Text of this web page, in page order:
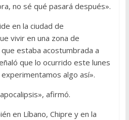
no sé qué pasará después».
en la ciudad de
vivir en una zona de
estaba acostumbrada a
que lo ocurrido este lunes
algo así».
afirmó.
en Líbano, Chipre y en la